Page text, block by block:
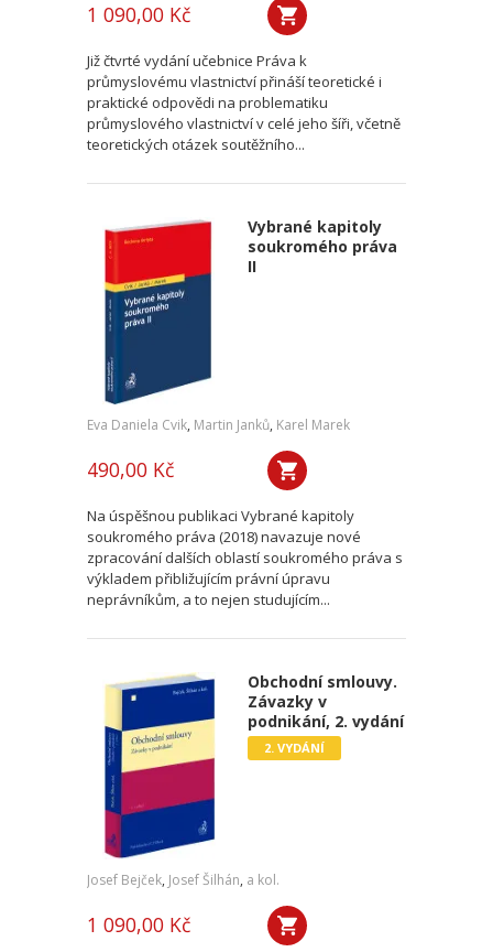
1 090,00 Kč
Již čtvrté vydání učebnice Práva k
průmyslovému vlastnictví přináší teoretické i
praktické odpovědi na problematiku
průmyslového vlastnictví v celé jeho šíři, včetně
teoretických otázek soutěžního...
Vybrané kapitoly
soukromého práva
II
Eva Daniela Cvik, Martin Janků, Karel Marek
490,00 Kč
Na úspěšnou publikaci Vybrané kapitoly
soukromého práva (2018) navazuje nové
zpracování dalších oblastí soukromého práva s
výkladem přibližujícím právní úpravu
neprávníkům, a to nejen studujícím...
Obchodní smlouvy.
Závazky v
podnikání, 2. vydání
2. VYDÁNÍ
Josef Bejček, Josef Šilhán, a kol.
1 090,00 Kč